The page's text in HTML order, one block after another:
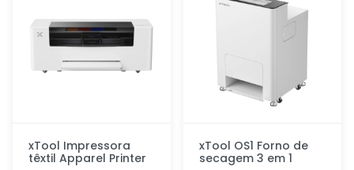
xTool Impressora
têxtil Apparel Printer
xTool OS1 Forno de
secagem 3 em 1